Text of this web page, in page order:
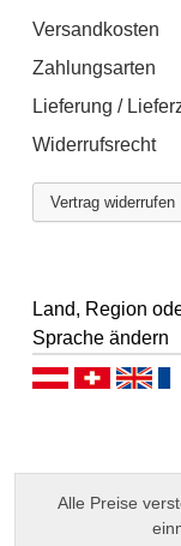
Versandkosten
Zahlungsarten
Lieferung /
Widerrufsrecht
Vertrag widerrufen
Land, Region
Sprache ändern
Deutsch (AT)
Deutsch
Alle Preise